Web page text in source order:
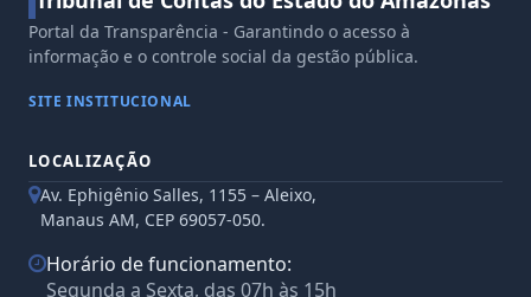
Portal da Transparência - Garantindo o acesso à
informação e o controle social da gestão pública.
SITE INSTITUCIONAL
LOCALIZAÇÃO
Av. Ephigênio Salles, 1155 – Aleixo,
Manaus AM, CEP 69057-050.
Horário de funcionamento:
Segunda a Sexta, das 07h às 15h